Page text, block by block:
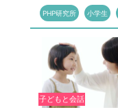
PHP研究所 小学生
子どもと会話